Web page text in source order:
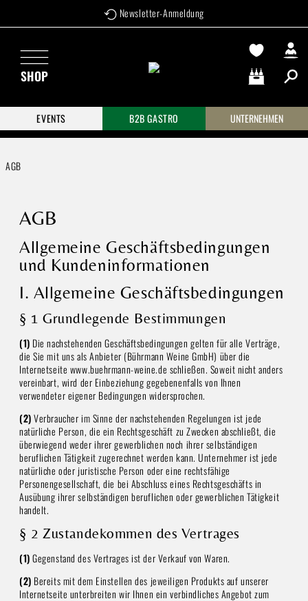
Zum Hauptinhalt springen Newsletter-Anmeldung
SHOP
Warenkorb
EVENTS
B2B GASTRO UNTERNEHMEN
AGB
AGB
Allgemeine Geschäftsbedingungen
und Kundeninformationen
I. Allgemeine Geschäftsbedingungen
§ 1 Grundlegende Bestimmungen
(1) Die nachstehenden Geschäftsbedingungen gelten für alle Verträge,
die Sie mit uns als Anbieter (Bührmann Weine GmbH) über die
Internetseite www.buehrmann-weine.de schließen. Soweit nicht anders
vereinbart, wird der Einbeziehung gegebenenfalls von Ihnen
verwendeter eigener Bedingungen widersprochen.
(2)Verbraucher im Sinne der nachstehenden Regelungen ist jede
natürliche Person, die ein Rechtsgeschäft zu Zwecken abschließt, die
überwiegend weder ihrer gewerblichen noch ihrer selbständigen
beruflichen Tätigkeit zugerechnet werden kann. Unternehmer ist jede
natürliche oder juristische Person oder eine rechtsfähige
Personengesellschaft, die bei Abschluss eines Rechtsgeschäfts in
Ausübung ihrer selbständigen beruflichen oder gewerblichen Tätigkeit
handelt.
§ 2 Zustandekommen des Vertrages
(1)Gegenstand des Vertrages ist der Verkauf von Waren.
(2) Bereits mit dem Einstellen des jeweiligen Produkts auf unserer
Internetseite unterbreiten wir Ihnen ein verbindliches Angebot zum